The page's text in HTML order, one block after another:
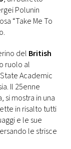
Polunin
“Take Me To
del British
ruolo al
Academic
Il 25enne
si mostra in una
in risalto tutti
e le sue
le strisce